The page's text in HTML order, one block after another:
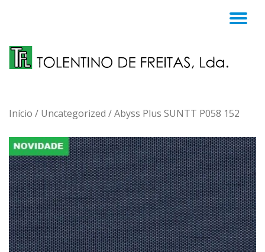
content
Início / Uncategorized / Abyss Plus SUNTT P058 152